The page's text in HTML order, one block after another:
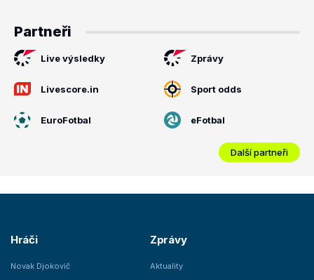
Partneři
Live výsledky Zprávy
Livescore.in Sport odds
EuroFotbal eFotbal
Další partneři
Hráči
Novak Djokovič
Zprávy
Aktuality